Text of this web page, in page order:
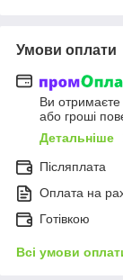
Умови оплати
Ви
або гроші
Детальніше
Післяплата
Оплата на
Готівкою
Всі умови